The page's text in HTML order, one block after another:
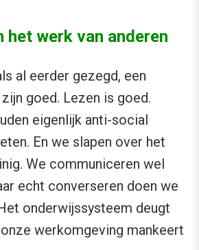
het werk van anderen
al eerder gezegd, een
goed. Lezen is goed.
eigenlijk anti-social
En we slapen over het
We communiceren wel
echt converseren doen we
onderwijssysteem deugt
werkomgeving mankeert